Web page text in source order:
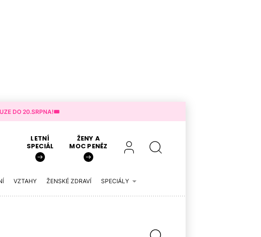
DO 20.SRPNA!🎟️
LETNÍ
SPECIÁL
ŽENY A
MOC PENĚZ
VZTAHY ŽENSKÉ ZDRAVÍ SPECIÁLY